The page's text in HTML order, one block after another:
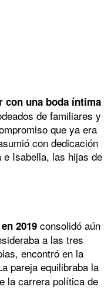
con una boda íntima
de familiares y
que ya era
con dedicación
Isabella, las hijas de
2019 consolidó aún
a las tres
encontró en la
pareja equilibraba la
la carrera política de